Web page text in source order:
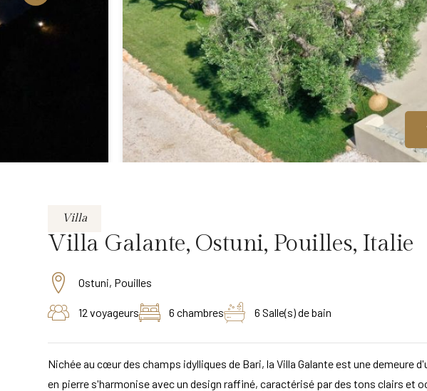
Villa
Villa Galante, Ostuni, Pouilles, Italie
Ostuni, Pouilles
12 voyageurs 6 chambres 6 Salle(s) de bain
Nichée au cœur des champs idylliques de Bari, la Villa Galante est une demeure
en pierre s'harmonise avec un design raffiné, caractérisé par des tons clairs et